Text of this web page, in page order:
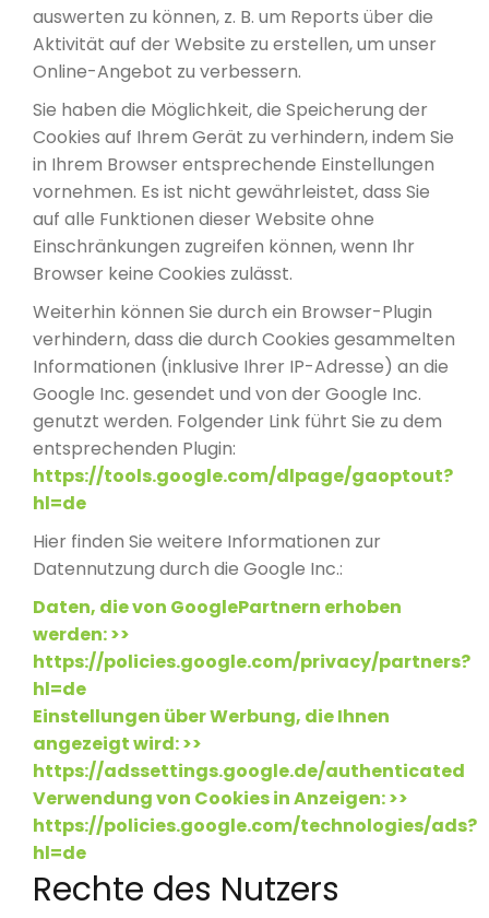
auswerten zu können, z. B. um Reports über die
Aktivität auf der Website zu erstellen, um unser
Online-Angebot zu verbessern.
Sie haben die Möglichkeit, die Speicherung der
Cookies auf Ihrem Gerät zu verhindern, indem Sie
in Ihrem Browser entsprechende Einstellungen
vornehmen. Es ist nicht gewährleistet, dass Sie
auf alle Funktionen dieser Website ohne
Einschränkungen zugreifen können, wenn Ihr
Browser keine Cookies zulässt.
Weiterhin können Sie durch ein Browser-Plugin
verhindern, dass die durch Cookies gesammelten
Informationen (inklusive Ihrer IP-Adresse) an die
Google Inc. gesendet und von der Google Inc.
genutzt werden. Folgender Link führt Sie zu dem
entsprechenden Plugin:
https://tools.google.com/dlpage/gaoptout?
hl=de
Hier finden Sie weitere Informationen zur
Datennutzung durch die Google Inc.:
Daten, die von GooglePartnern erhoben
werden: >>
https://policies.google.com/privacy/partners?
hl=de
Einstellungen über Werbung, die Ihnen
angezeigt wird: >>
https://adssettings.google.de/authenticated
Verwendung von Cookies in Anzeigen: >>
https://policies.google.com/technologies/ads?
hl=de
Rechte des Nutzers